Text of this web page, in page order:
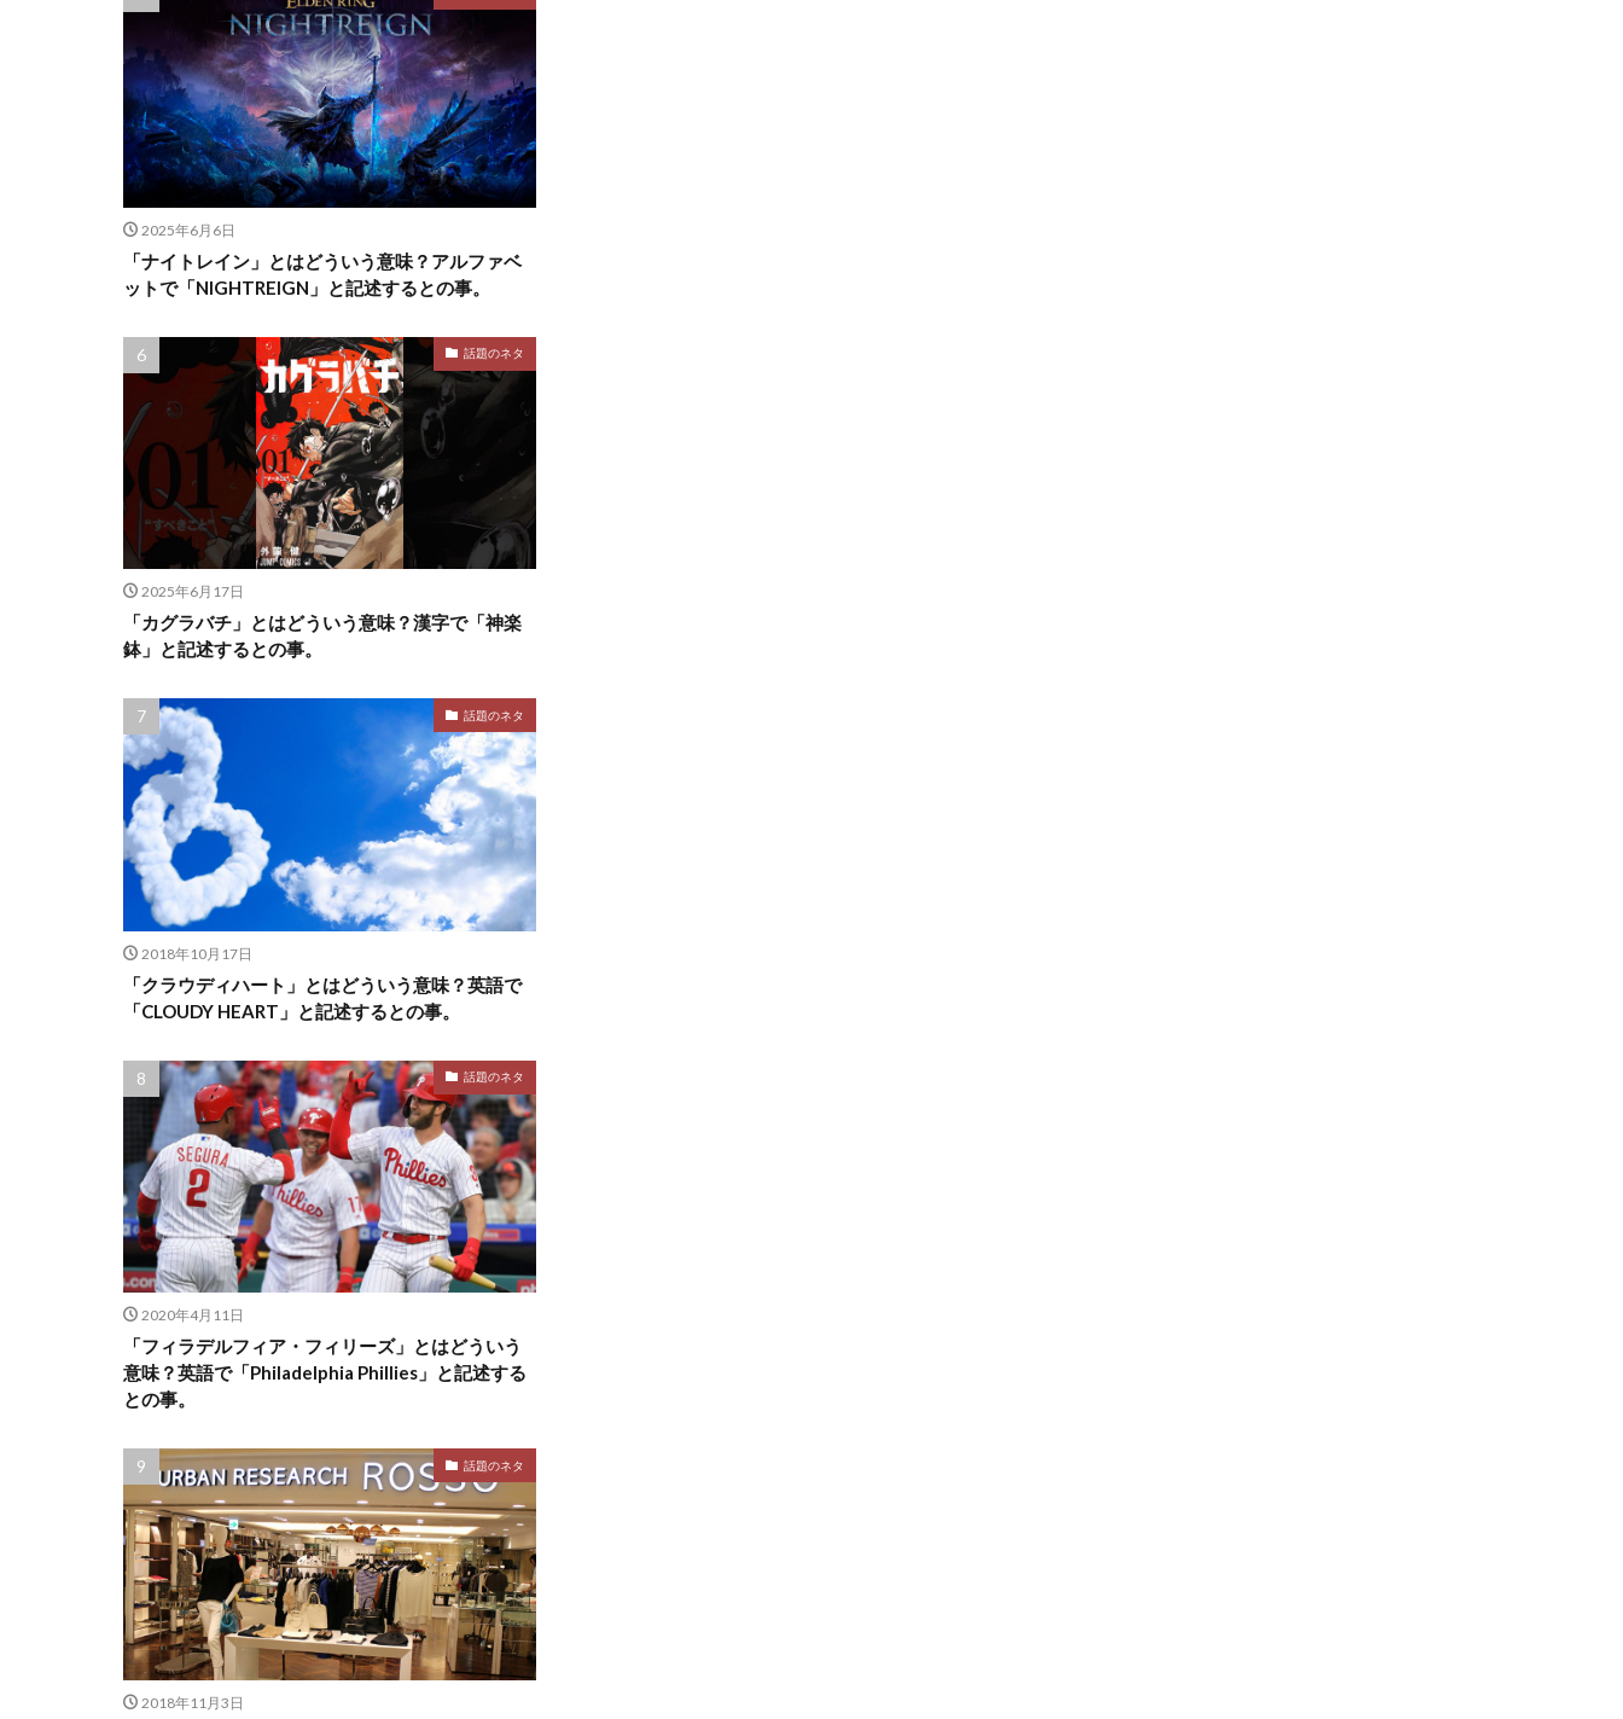
2025年6月6日
「ナイトレイン」とはどういう意味？アルファベ
ットで「NIGHTREIGN」と記述するとの事。
話題のネタ
2025年6月17日
「カグラバチ」とはどういう意味？漢字で「神楽
鉢」と記述するとの事。
話題のネタ
2018年10月17日
「クラウディハート」とはどういう意味？英語で
「CLOUDY HEART」と記述するとの事。
話題のネタ
2020年4月11日
「フィラデルフィア・フィリーズ」とはどういう
意味？英語で「Philadelphia Phillies」と記述する
との事。
話題のネタ
2018年11月3日